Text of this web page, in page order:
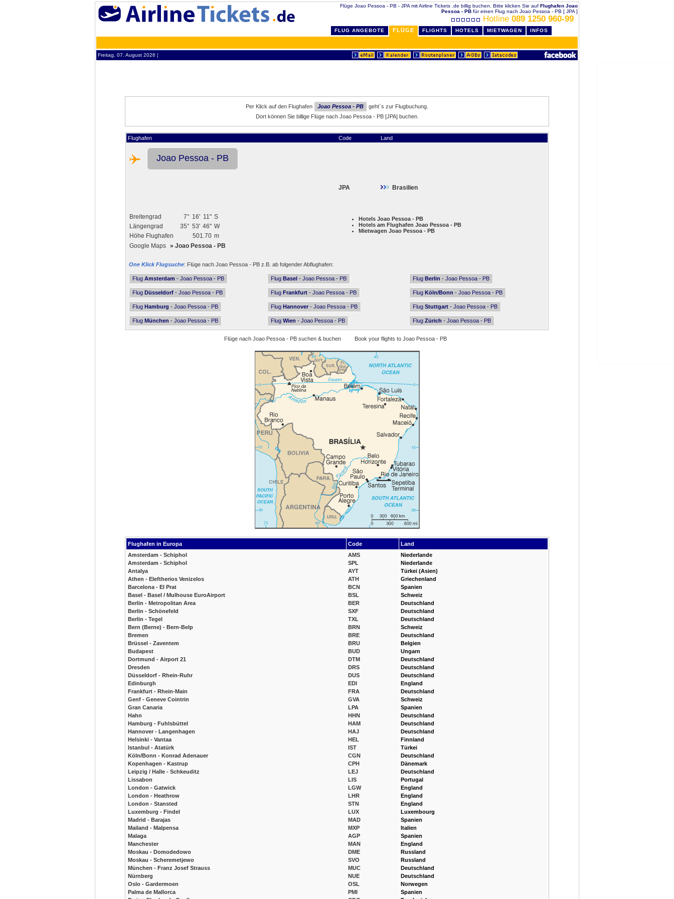
Flüge Joao Pessoa - PB - JPA mit Airline Tickets .de billig buchen. Bitte klicken Sie auf Flughafen Joao
Pessoa - PB für einen Flug nach Joao Pessoa - PB [ JPA ]
Hotline 089 1250 960-99
FLUG ANGEBOTE FLÜGE FLIGHTS HOTELS MIETWAGEN INFOS
Freitag, 07. August 2026 ¦
Per Klick auf den Flughafen Joao Pessoa - PB
geht´s zur Flugbuchung.
Dort können Sie billige Flüge nach Joao Pessoa - PB [JPA] buchen.
Flughafen Code Land
Joao Pessoa - PB
JPA Brasilien
Breitengrad 7° 16' 11" S
Längengrad
35° 53' 46" W
Höhe Flughafen
501.70 m
Google Maps » Joao Pessoa - PB
Hotels Joao Pessoa - PB
Hotels am Flughafen Joao Pessoa - PB
Mietwagen Joao Pessoa - PB
One Klick Flugsuche: Flüge nach Joao Pessoa - PB z.B. ab folgender Abflughafen:
Flug Amsterdam - Joao Pessoa - PB Flug Basel - Joao Pessoa - PB Flug Berlin - Joao Pessoa - PB
Flug Düsseldorf - Joao Pessoa - PB Flug Frankfurt - Joao Pessoa - PB Flug Köln/Bonn - Joao Pessoa - PB
Flug Hamburg - Joao Pessoa - PB Flug Hannover - Joao Pessoa - PB Flug Stuttgart - Joao Pessoa - PB
Flug München - Joao Pessoa - PB Flug Wien - Joao Pessoa - PB Flug Zürich - Joao Pessoa - PB
Flughafen in Europa Code
Land
Amsterdam - Schiphol
Amsterdam - Schiphol
Antalya
Athen - Eleftherios Venizelos
Barcelona - El Prat
Basel - Basel / Mulhouse EuroAirport
Berlin - Metropolitan Area
Berlin - Schönefeld
Berlin - Tegel
Bern (Berne) - Bern-Belp
Bremen
Brüssel - Zaventem
Budapest
Dortmund - Airport 21
Dresden
Düsseldorf - Rhein-Ruhr
Edinburgh
Frankfurt - Rhein-Main
Genf - Geneve Cointrin
Gran Canaria
Hahn
Hamburg - Fuhlsbüttel
Hannover - Langenhagen
Helsinki - Vantaa
Istanbul - Atatürk
Köln/Bonn - Konrad Adenauer
Kopenhagen - Kastrup
Leipzig / Halle - Schkeuditz
Lissabon
London - Gatwick
London - Heathrow
London - Stansted
Luxemburg - Findel
Madrid - Barajas
Mailand - Malpensa
Malaga
Manchester
Moskau - Domodedowo
Moskau - Scheremetjewo
München - Franz Josef Strauss
Nürnberg
Oslo - Gardermoen
Palma de Mallorca
AMS
SPL
AYT
ATH
BCN
BSL
BER
SXF
TXL
BRN
BRE
BRU
BUD
DTM
DRS
DUS
EDI
FRA
GVA
LPA
HHN
HAM
HAJ
HEL
IST
CGN
CPH
LEJ
LIS
LGW
LHR
STN
LUX
MAD
MXP
AGP
MAN
DME
SVO
MUC
NUE
OSL
PMI
Niederlande
Niederlande
Türkei (Asien)
Griechenland
Spanien
Schweiz
Deutschland
Deutschland
Deutschland
Schweiz
Deutschland
Belgien
Ungarn
Deutschland
Deutschland
Deutschland
England
Deutschland
Schweiz
Spanien
Deutschland
Deutschland
Deutschland
Finnland
Türkei
Deutschland
Dänemark
Deutschland
Portugal
England
England
England
Luxembourg
Spanien
Italien
Spanien
England
Russland
Russland
Deutschland
Deutschland
Norwegen
Spanien